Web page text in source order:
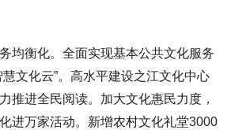
均衡化。全面实现基本公共文化服务
文化云”。高水平建设之江文化中心
推进全民阅读。加大文化惠民力度，
进万家活动。新增农村文化礼堂3000